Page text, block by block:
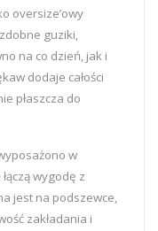
oversize’owy
guziki,
na co dzień, jak i
dodaje całości
płaszcza do
w
wygodę z
jest na podszewce,
zakładania i